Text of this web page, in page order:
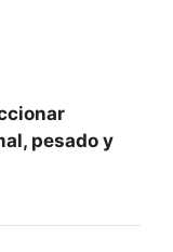
pesado y